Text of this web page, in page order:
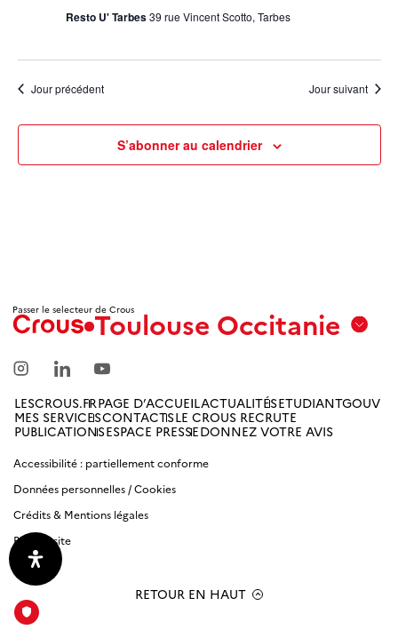
Resto U' Tarbes39 rue Vincent Scotto, Tarbes
Jour précédent Jour suivant
S’abonner au calendrier
Passer le selecteur de CrousToulouse Occitanie
Marseille
Amiens
Antilles
Guyane
Bordeaux-
Aquitaine
LESCROUS.FRPAGE D’ACCUEILACTUALITÉSETUDIANTGOUV
MES SERVICESCONTACTSLE CROUS RECRUTE
PUBLICATIONSESPACE PRESSEDONNEZ VOTRE AVIS
Accessibilité : partiellement conforme
Données personnelles / Cookies
Crédits & Mentions légales
Plan du site
RETOUR EN HAUT